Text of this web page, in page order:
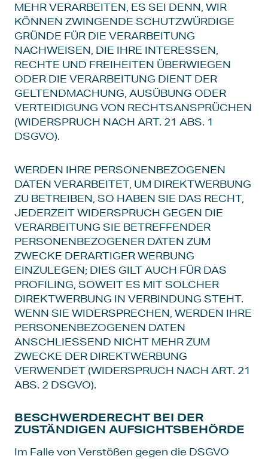
MEHR VERARBEITEN, ES SEI DENN, WIR
KÖNNEN ZWINGENDE SCHUTZWÜRDIGE
GRÜNDE FÜR DIE VERARBEITUNG
NACHWEISEN, DIE IHRE INTERESSEN,
RECHTE UND FREIHEITEN ÜBERWIEGEN
ODER DIE VERARBEITUNG DIENT DER
GELTENDMACHUNG, AUSÜBUNG ODER
VERTEIDIGUNG VON RECHTSANSPRÜCHEN
(WIDERSPRUCH NACH ART. 21 ABS. 1
DSGVO).
WERDEN IHRE PERSONENBEZOGENEN
DATEN VERARBEITET, UM DIREKTWERBUNG
ZU BETREIBEN, SO HABEN SIE DAS RECHT,
JEDERZEIT WIDERSPRUCH GEGEN DIE
VERARBEITUNG SIE BETREFFENDER
PERSONENBEZOGENER DATEN ZUM
ZWECKE DERARTIGER WERBUNG
EINZULEGEN; DIES GILT AUCH FÜR DAS
PROFILING, SOWEIT ES MIT SOLCHER
DIREKTWERBUNG IN VERBINDUNG STEHT.
WENN SIE WIDERSPRECHEN, WERDEN IHRE
PERSONENBEZOGENEN DATEN
ANSCHLIESSEND NICHT MEHR ZUM
ZWECKE DER DIREKTWERBUNG
VERWENDET (WIDERSPRUCH NACH ART. 21
ABS. 2 DSGVO).
BESCHWERDE­RECHT BEI DER
ZUSTÄNDIGEN AUFSICHTS­BEHÖRDE
Im Falle von Verstößen gegen die DSGVO